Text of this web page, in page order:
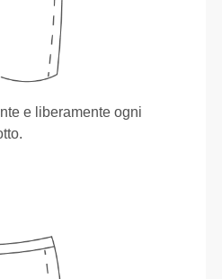
e liberamente ogni